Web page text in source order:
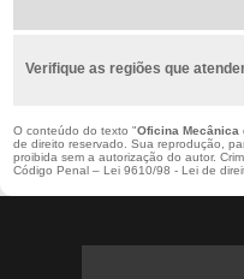
Verifique as regiões que
O conteúdo do texto "Oficina Mecânica
de direito reservado. Sua reprodução,
proibida sem a autorização do autor.
Código Penal –Lei 9610/98 - Lei de